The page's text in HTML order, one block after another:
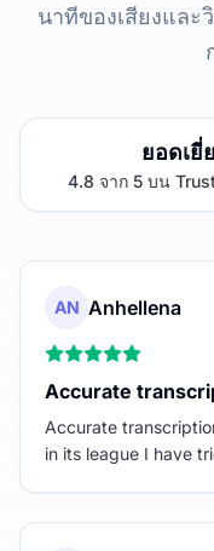
นาทีของเสียงและ
ยอดเยี่
4.8 จาก 5 บน
AN Anhellena
Accurate
Accurate
in its league I have